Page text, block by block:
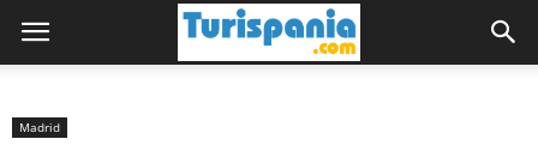
Madrid